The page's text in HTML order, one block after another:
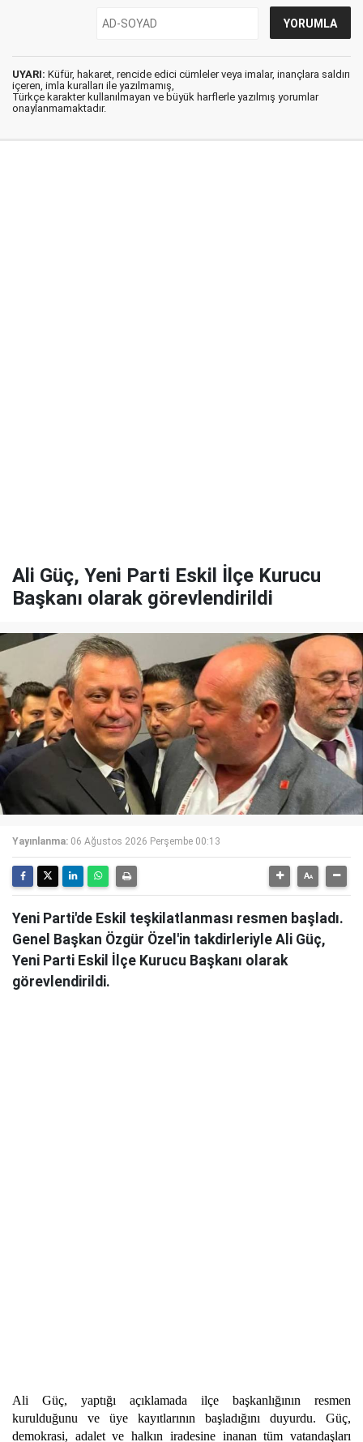
UYARI: Küfür, hakaret, rencide edici cümleler veya imalar, inançlara saldırı
içeren, imla kuralları ile yazılmamış,
Türkçe karakter kullanılmayan ve büyük harflerle yazılmış yorumlar
onaylanmamaktadır.
Ali Güç, Yeni Parti Eskil İlçe Kurucu
Başkanı olarak görevlendirildi
Yayınlanma: 06 Ağustos 2026 Perşembe 00:13
Yeni Parti'de Eskil teşkilatlanması resmen başladı.
Genel Başkan Özgür Özel'in takdirleriyle Ali Güç,
Yeni Parti Eskil İlçe Kurucu Başkanı olarak
görevlendirildi.
Ali Güç, yaptığı açıklamada ilçe başkanlığının resmen
kurulduğunu ve üye kayıtlarının başladığını duyurdu. Güç,
demokrasi, adalet ve halkın iradesine inanan tüm vatandaşları